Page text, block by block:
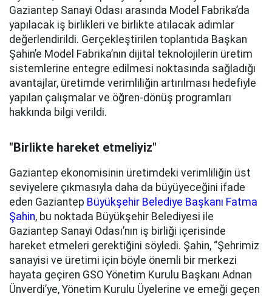
Gaziantep Sanayi Odası arasında Model Fabrika’da
yapılacak iş birlikleri ve birlikte atılacak adımlar
değerlendirildi. Gerçekleştirilen toplantıda Başkan
Şahin’e Model Fabrika’nın dijital teknolojilerin üretim
sistemlerine entegre edilmesi noktasında sağladığı
avantajlar, üretimde verimliliğin artırılması hedefiyle
yapılan çalışmalar ve öğren-dönüş programları
hakkında bilgi verildi.
"Birlikte hareket etmeliyiz"
Gaziantep ekonomisinin üretimdeki verimliliğin üst
seviyelere çıkmasıyla daha da büyüyeceğini ifade
eden Gaziantep Büyükşehir Belediye Başkanı Fatma
Şahin, bu noktada Büyükşehir Belediyesi ile
Gaziantep Sanayi Odası’nın iş birliği içerisinde
hareket etmeleri gerektiğini söyledi. Şahin, “Şehrimiz
sanayisi ve üretimi için böyle önemli bir merkezi
hayata geçiren GSO Yönetim Kurulu Başkanı Adnan
Ünverdi’ye, Yönetim Kurulu Üyelerine ve emeği geçen